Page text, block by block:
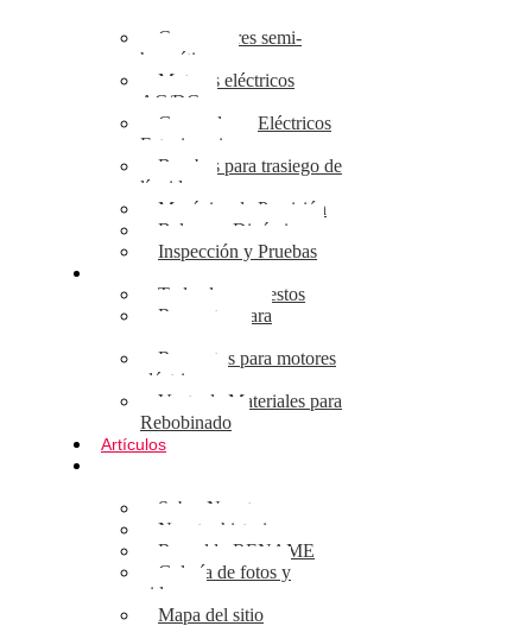
Compresores semi-
herméticos
Motores eléctricos
AC/DC
Generadores Eléctricos
Estacionarios
Bombas para trasiego de
líquidos
Mecánica de Precisión
Balanceo Dinámico
Inspección y Pruebas
Todos los repuestos
Repuestos para
Repuestos para motores
eléctricos
Venta de Materiales para
Rebobinado
Artículos
Sobre Nosotros
Nuestra historia
Respaldo RENAME
Galería de fotos y
videos
Mapa del sitio